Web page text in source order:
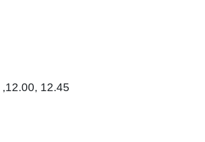
12.45